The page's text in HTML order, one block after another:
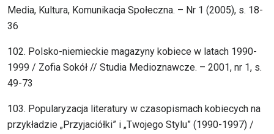
Media, Kultura, Komunikacja Społeczna. – Nr 1 (2005), s. 18-
36
102. Polsko-niemieckie magazyny kobiece w latach 1990-
1999 / Zofia Sokół // Studia Medioznawcze. – 2001, nr 1, s.
49-73
103. Popularyzacja literatury w czasopismach kobiecych na
przykładzie „Przyjaciółki” i „Twojego Stylu” (1990-1997) /